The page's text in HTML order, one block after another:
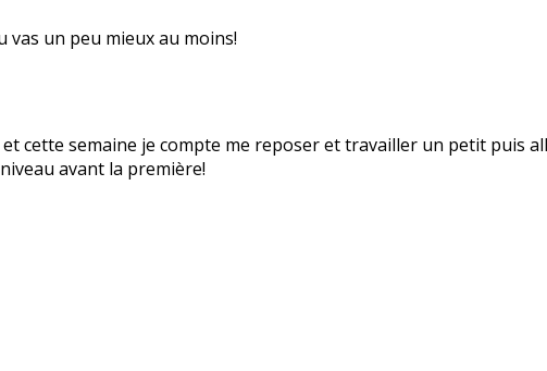
vas un peu mieux au moins!
cette semaine je compte me reposer et travailler un petit puis
avant la première!